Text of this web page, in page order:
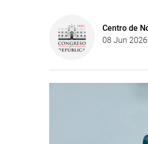
Centro de
08 Jun